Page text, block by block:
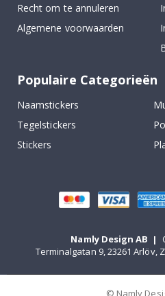
Recht om te annuleren
Algemene voorwaarden
Populaire Categorieën
Naamstickers
Tegelstickers
Stickers
Namly Design AB |
Terminalgatan 9, 23261 Arlöv,
© Namly